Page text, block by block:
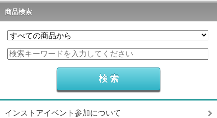
商品検索
インストアイベント参加について